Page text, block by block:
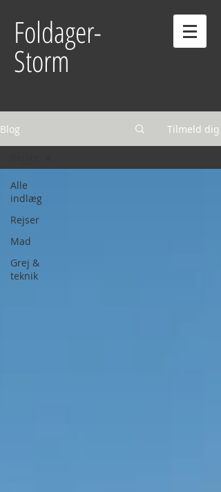
Foldager-
Storm
Blog Tilmeld dig
Alle
indlæg
Rejser
Mad
Grej &
teknik